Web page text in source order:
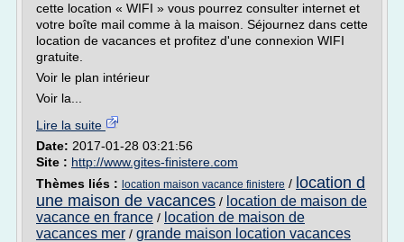
cette location « WIFI » vous pourrez consulter internet et
votre boîte mail comme à la maison. Séjournez dans cette
location de vacances et profitez d'une connexion WIFI
gratuite.
Voir le plan intérieur
Voir la...
Lire la suite
Date: 2017-01-28 03:21:56
Site : http://www.gites-finistere.com
Thèmes liés : location maison vacance finistere / location d
une maison de vacances / location de maison de
vacance en france / location de maison de
vacances mer / grande maison location vacances